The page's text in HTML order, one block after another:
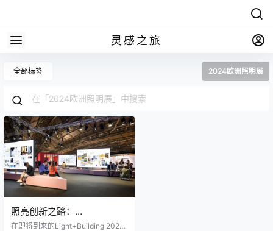
灵感之旅
全部标签 2024欧洲照明展
照亮创新之路：
Light+Building 2024 展厅
在即将到来的Light+Building 2024